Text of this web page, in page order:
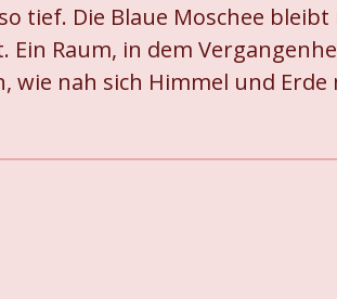
tief. Die Blaue Moschee
Raum, in dem
nah sich Himmel und